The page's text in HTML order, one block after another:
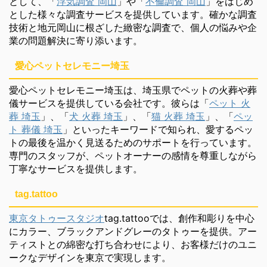
とした様々な調査サービスを提供しています。確かな調査
技術と地元岡山に根ざした緻密な調査で、個人の悩みや企
業の問題解決に寄り添います。
愛心ペットセレモニー埼玉
愛心ペットセレモニー埼玉は、埼玉県でペットの火葬や葬
儀サービスを提供している会社です。彼らは「ペット 火
葬 埼玉 」、「犬 火葬 埼玉 」、「猫 火葬 埼玉 」、「ペッ
ト 葬儀 埼玉 」といったキーワードで知られ、愛するペッ
トの最後を温かく見送るためのサポートを行っています。
専門のスタッフが、ペットオーナーの感情を尊重しながら
丁寧なサービスを提供します。
tag.tattoo
東京タトゥースタジオtag.tattooでは、創作和彫りを中心
にカラー、ブラックアンドグレーのタトゥーを提供。アー
ティストとの綿密な打ち合わせにより、お客様だけのユニ
ークなデザインを東京で実現します。